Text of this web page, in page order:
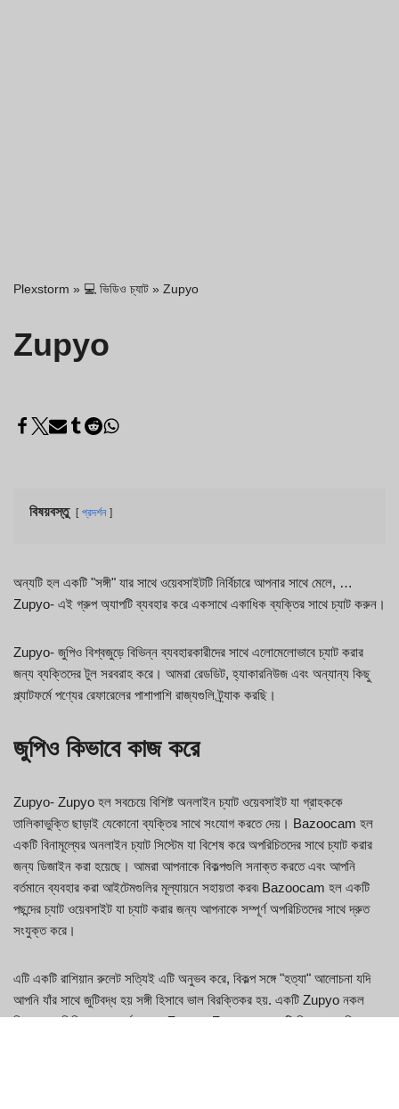
Plexstorm » 💻 ভিডিও চ্যাট » Zupyo
Zupyo
বিষয়বস্তু প্রদর্শন
অন্যটি হল একটি "সঙ্গী" যার সাথে ওয়েবসাইটটি নির্বিচারে আপনার সাথে মেলে, …
Zupyo- এই গ্রুপ অ্যাপটি ব্যবহার করে একসাথে একাধিক ব্যক্তির সাথে চ্যাট করুন।
Zupyo- জুপিও বিশ্বজুড়ে বিভিন্ন ব্যবহারকারীদের সাথে এলোমেলোভাবে চ্যাট করার
জন্য ব্যক্তিদের টুল সরবরাহ করে। আমরা রেডডিট, হ্যাকারনিউজ এবং অন্যান্য কিছু
প্ল্যাটফর্মে পণ্যের রেফারেলের পাশাপাশি রাজ্যগুলি ট্র্যাক করছি।
জুপিও কিভাবে কাজ করে
Zupyo- Zupyo হল সবচেয়ে বিশিষ্ট অনলাইন চ্যাট ওয়েবসাইট যা গ্রাহককে
তালিকাভুক্তি ছাড়াই যেকোনো ব্যক্তির সাথে সংযোগ করতে দেয়। Bazoocam হল
একটি বিনামূল্যের অনলাইন চ্যাট সিস্টেম যা বিশেষ করে অপরিচিতদের সাথে চ্যাট করার
জন্য ডিজাইন করা হয়েছে। আমরা আপনাকে বিকল্পগুলি সনাক্ত করতে এবং আপনি
বর্তমানে ব্যবহার করা আইটেমগুলির মূল্যায়নে সহায়তা করব৷ Bazoocam হল একটি
পছন্দের চ্যাট ওয়েবসাইট যা চ্যাট করার জন্য আপনাকে সম্পূর্ণ অপরিচিতদের সাথে দ্রুত
সংযুক্ত করে।
এটি একটি রাশিয়ান রুলেট সত্যিই এটি অনুভব করে, বিকল্প সঙ্গে "হত্যা" আলোচনা যদি
আপনি যাঁর সাথে জুটিবদ্ধ হয় সঙ্গী হিসাবে ভাল বিরক্তিকর হয়. একটি Zupyo নকল
বিকল্প পাণ্ডুলিপি অসংখ্য বর্ধন সহ। Zupyo- Zupyo হল একটি বিনামূল্যের বিকল্প